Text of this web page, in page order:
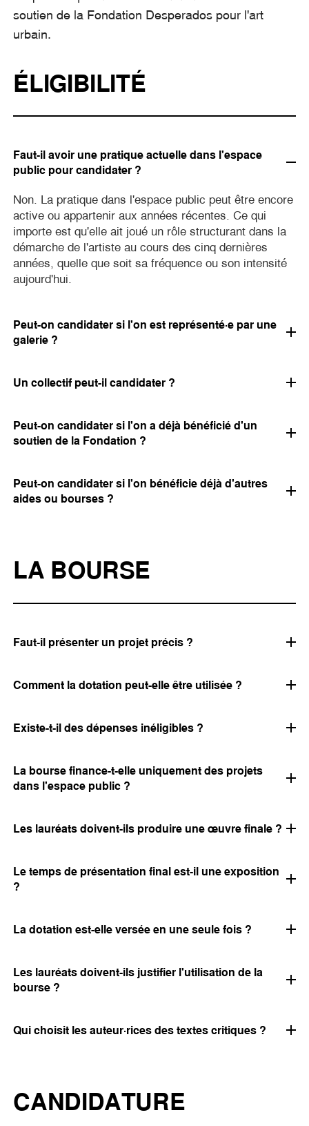
soutien de la Fondation Desperados pour l'art
urbain.
ÉLIGIBILITÉ
Faut-il avoir une pratique actuelle dans l'espace
public pour candidater ?
Non. La pratique dans l'espace public peut être encore
active ou appartenir aux années récentes. Ce qui
importe est qu'elle ait joué un rôle structurant dans la
démarche de l'artiste au cours des cinq dernières
années, quelle que soit sa fréquence ou son intensité
aujourd'hui.
Peut-on candidater si l'on est représenté·e par une
galerie ?
Un collectif peut-il candidater ?
Peut-on candidater si l'on a déjà bénéficié d'un
soutien de la Fondation ?
Peut-on candidater si l'on bénéficie déjà d'autres
aides ou bourses ?
LA BOURSE
Faut-il présenter un projet précis ?
Comment la dotation peut-elle être utilisée ?
Existe-t-il des dépenses inéligibles ?
La bourse finance-t-elle uniquement des projets
dans l'espace public ?
Les lauréats doivent-ils produire une œuvre finale ?
Le temps de présentation final est-il une exposition
?
La dotation est-elle versée en une seule fois ?
Les lauréats doivent-ils justifier l'utilisation de la
bourse ?
Qui choisit les auteur·rices des textes critiques ?
CANDIDATURE